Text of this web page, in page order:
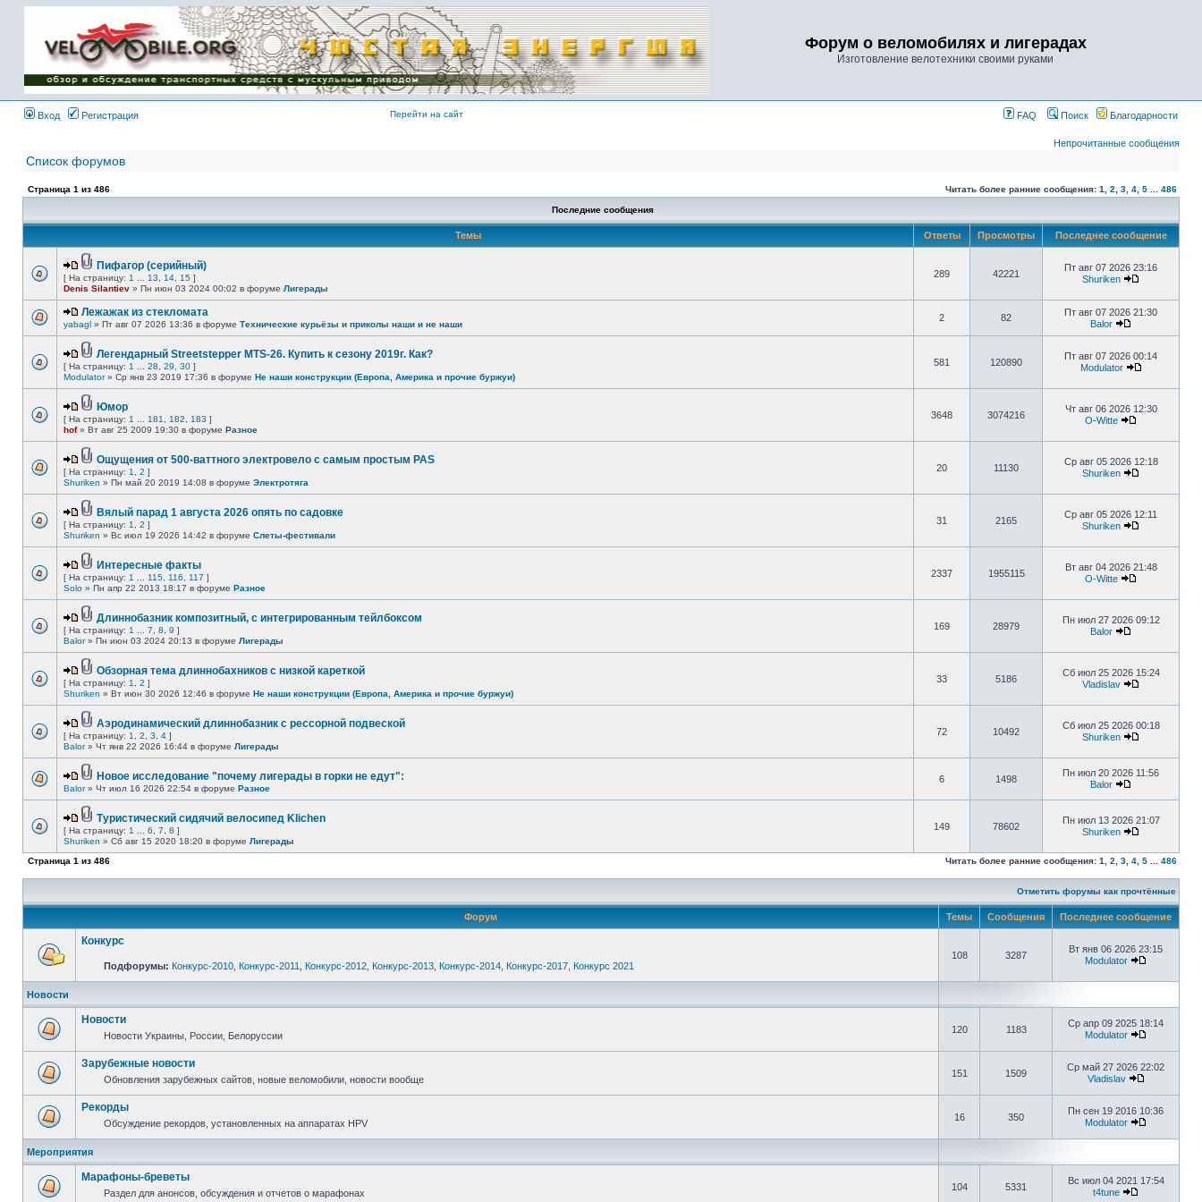
Имя пользователя:
Пароль:
{ LOG_ME_IN_SHORT
}
Форум о веломобилях и лигерадах
Изготовление велотехники своими руками
Вход Регистрация Перейти на сайт FAQ Поиск Благодарности
Непрочитанные сообщения
Список форумов
Страница 1 из 486 Читать более ранние сообщения: 1 2 3 4 5 486
Последние сообщения
Темы Ответы Просмотры Последнее сообщение
Пифагор (серийный)
[ На страницу: 1 13 14 15 ]
Denis Silantiev » Пн июн 03 2024 00:02 в форуме Лигерады
289 42221
Пт авг 07 2026 23:16
Shuriken
Лежажак из стекломата
yabagl » Пт авг 07 2026 13:36 в форуме Технические курьёзы и приколы наши и не наши
2 82
Пт авг 07 2026 21:30
Balor
Легендарный Streetstepper MTS-26. Купить к сезону 2019г. Как?
[ На страницу: 1 28 29 30 ]
Modulator» Ср янв 23 2019 17:36 в форуме Не наши конструкции (Европа, Америка и прочие буржуи)
581 120890
Пт авг 07 2026 00:14
Modulator
Юмор
[ На страницу: 1 181 182 183 ]
hof» Вт авг 25 2009 19:30 в форуме Разное
3648 3074216
Чт авг 06 2026 12:30
O-Witte
Ощущения от 500-ваттного электровело с самым простым PAS
[ На страницу: 1 2 ]
Shuriken » Пн май 20 2019 14:08 в форуме Электротяга
20 11130
Ср авг 05 2026 12:18
Shuriken
Вялый парад 1 августа 2026 опять по садовке
[ На страницу: 1 2 ]
Shuriken » Вс июл 19 2026 14:42 в форуме Слеты-фестивали
31 2165
Ср авг 05 2026 12:11
Shuriken
Интересные факты
[ На страницу: 1 115 116 117 ]
Solo » Пн апр 22 2013 18:17 в форуме Разное
2337 1955115
Вт авг 04 2026 21:48
O-Witte
Длиннобазник композитный, с интегрированным тейлбоксом
[ На страницу: 1 7 8 9 ]
Balor» Пн июн 03 2024 20:13 в форуме Лигерады
169 28979
Пн июл 27 2026 09:12
Balor
Обзорная тема длиннобахников с низкой кареткой
[ На страницу: 1 2 ]
Shuriken » Вт июн 30 2026 12:46 в форуме Не наши конструкции (Европа, Америка и прочие буржуи)
33 5186
Сб июл 25 2026 15:24
Vladislav
Аэродинамический длиннобазник с рессорной подвеской
[ На страницу: 1 2 3 4 ]
Balor» Чт янв 22 2026 16:44 в форуме Лигерады
72 10492
Сб июл 25 2026 00:18
Shuriken
Новое исследование "почему лигерады в горки не едут":
Balor» Чт июл 16 2026 22:54 в форуме Разное
6 1498
Пн июл 20 2026 11:56
Balor
Туристический сидячий велосипед Klichen
[ На страницу: 1 6 7 8 ]
Shuriken » Сб авг 15 2020 18:20 в форуме Лигерады
149 78602
Пн июл 13 2026 21:07
Shuriken
Страница 1 из 486 Читать более ранние сообщения: 1 2 3 4 5 486
Отметить форумы как прочтённые
Форум Темы Сообщения Последнее сообщение
Конкурс
Подфорумы: Конкурс-2010 Конкурс-2011 Конкурс-2012 Конкурс-2013 Конкурс-2014 Конкурс-2017 Конкурс 2021
108 3287
Вт янв 06 2026 23:15
Modulator
Новости
Новости
Новости Украины, России, Белоруссии
120 1183
Ср апр 09 2025 18:14
Modulator
Зарубежные новости
Обновления зарубежных сайтов, новые веломобили, новости вообще
151 1509
Ср май 27 2026 22:02
Vladislav
Рекорды
Обсуждение рекордов, установленных на аппаратах HPV
16 350
Пн сен 19 2016 10:36
Modulator
Мероприятия
Марафоны-бреветы
Раздел для анонсов, обсуждения и отчетов о марафонах
104 5331
Вс июл 04 2021 17:54
t4tune